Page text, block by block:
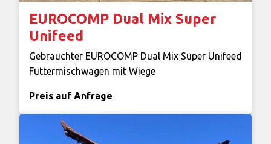
EUROCOMP Dual Mix Super
Unifeed
Gebrauchter EUROCOMP Dual Mix Super Unifeed
Futtermischwagen mit Wiege
Preis auf Anfrage